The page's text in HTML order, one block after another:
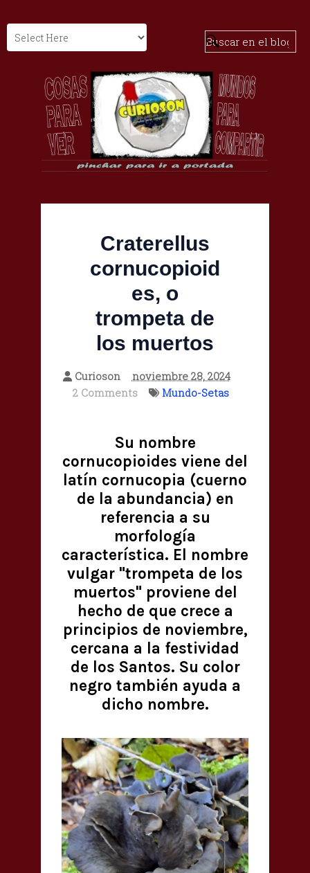
Craterellus
cornucopioid
es, o
trompeta de
los muertos
Curioson
noviembre 28, 2024
2 Comments
Mundo-Setas
Su nombre
cornucopioides viene del
latín cornucopia (cuerno
de la abundancia) en
referencia a su
morfología
característica. El nombre
vulgar "trompeta de los
muertos" proviene del
hecho de que crece a
principios de noviembre,
cercana a la festividad
de los Santos. Su color
negro también ayuda a
dicho nombre.